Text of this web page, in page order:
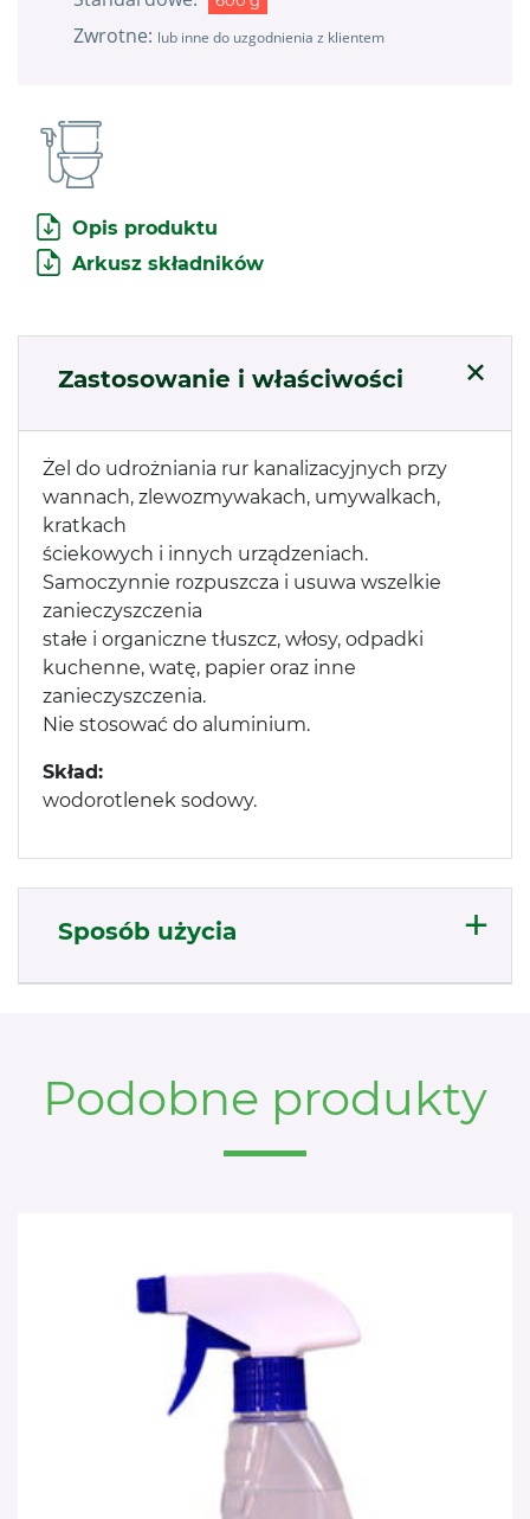
Zwrotne: lub inne do uzgodnienia z klientem
Opis produktu
Arkusz składników
Zastosowanie i właściwości
Żel do udrożniania rur kanalizacyjnych przy
wannach, zlewozmywakach, umywalkach,
kratkach
ściekowych i innych urządzeniach.
Samoczynnie rozpuszcza i usuwa wszelkie
zanieczyszczenia
stałe i organiczne tłuszcz, włosy, odpadki
kuchenne, watę, papier oraz inne
zanieczyszczenia.
Nie stosować do aluminium.
Skład:
wodorotlenek sodowy.
Sposób użycia
Podobne produkty